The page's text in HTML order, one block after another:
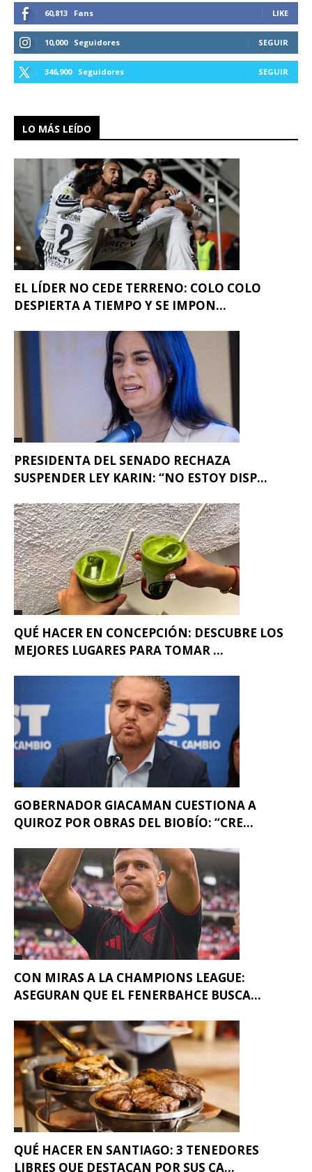
60,813 Fans LIKE
10,000 Seguidores SEGUIR
346,900 Seguidores SEGUIR
LO MÁS LEÍDO
EL LÍDER NO CEDE TERRENO: COLO COLO
DESPIERTA A TIEMPO Y SE IMPON...
PRESIDENTA DEL SENADO RECHAZA
SUSPENDER LEY KARIN: “NO ESTOY DISP...
QUÉ HACER EN CONCEPCIÓN: DESCUBRE LOS
MEJORES LUGARES PARA TOMAR ...
GOBERNADOR GIACAMAN CUESTIONA A
QUIROZ POR OBRAS DEL BIOBÍO: “CRE...
CON MIRAS A LA CHAMPIONS LEAGUE:
ASEGURAN QUE EL FENERBAHCE BUSCA...
QUÉ HACER EN SANTIAGO: 3 TENEDORES
LIBRES QUE DESTACAN POR SUS CA...